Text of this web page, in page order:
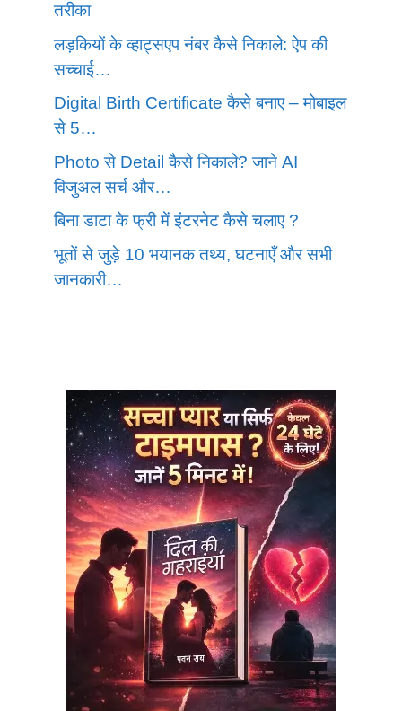
तरीका
लड़कियों के व्हाट्सएप नंबर कैसे निकाले: ऐप की
सच्चाई…
Digital Birth Certificate कैसे बनाए – मोबाइल
से 5…
Photo से Detail कैसे निकाले? जाने AI
विजुअल सर्च और…
बिना डाटा के फ्री में इंटरनेट कैसे चलाए ?
भूतों से जुड़े 10 भयानक तथ्य, घटनाएँ और सभी
जानकारी…